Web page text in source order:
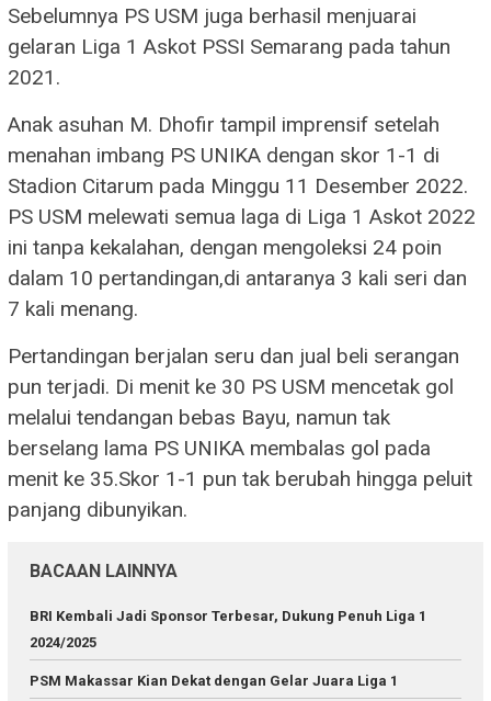
Sebelumnya PS USM juga berhasil menjuarai
gelaran Liga 1 Askot PSSI Semarang pada tahun
2021.
Anak asuhan M. Dhofir tampil imprensif setelah
menahan imbang PS UNIKA dengan skor 1-1 di
Stadion Citarum pada Minggu 11 Desember 2022.
PS USM melewati semua laga di Liga 1 Askot 2022
ini tanpa kekalahan, dengan mengoleksi 24 poin
dalam 10 pertandingan,di antaranya 3 kali seri dan
7 kali menang.
Pertandingan berjalan seru dan jual beli serangan
pun terjadi. Di menit ke 30 PS USM mencetak gol
melalui tendangan bebas Bayu, namun tak
berselang lama PS UNIKA membalas gol pada
menit ke 35.Skor 1-1 pun tak berubah hingga peluit
panjang dibunyikan.
BACAAN LAINNYA
BRI Kembali Jadi Sponsor Terbesar, Dukung Penuh Liga 1
2024/2025
PSM Makassar Kian Dekat dengan Gelar Juara Liga 1